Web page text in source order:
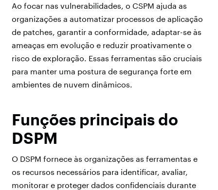
Ao focar nas vulnerabilidades, o CSPM ajuda as
organizações a automatizar processos de aplicação
de patches, garantir a conformidade, adaptar-se às
ameaças em evolução e reduzir proativamente o
risco de exploração. Essas ferramentas são cruciais
para manter uma postura de segurança forte em
ambientes de nuvem dinâmicos.
Funções principais do
DSPM
O DSPM fornece às organizações as ferramentas e
os recursos necessários para identificar, avaliar,
monitorar e proteger dados confidenciais durante